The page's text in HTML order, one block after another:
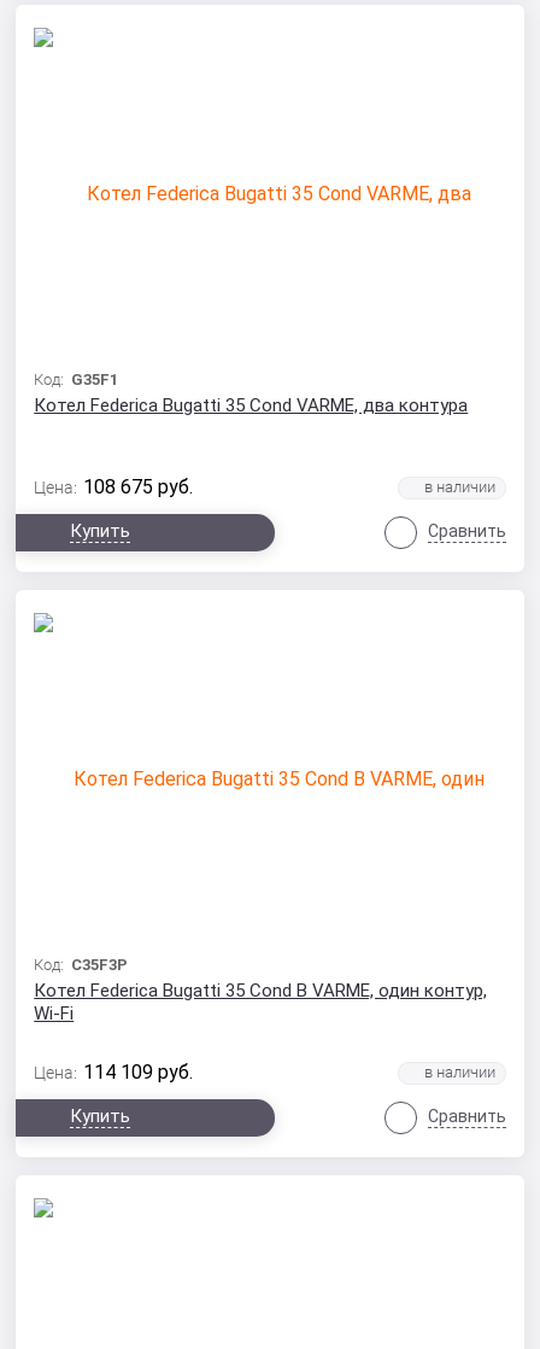
Код: G35F1
Котел Federica Bugatti 35 Cond VARME, два контура
Цена: 108 675 руб.
Купить Сравнить
Код: С35F3P
Котел Federica Bugatti 35 Cond B VARME, один контур,
Wi-Fi
Цена: 114 109 руб.
Купить Сравнить